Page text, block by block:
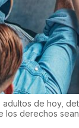
de hoy,
los derechos